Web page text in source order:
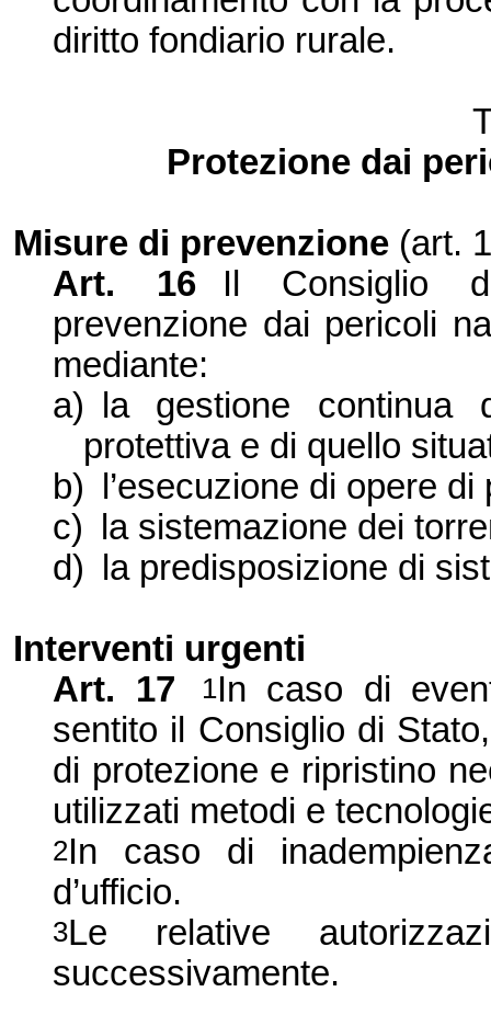
diritto fondiario rurale.
Protezione dai
Misure di prevenzione (art.
Art. 16
Il Consiglio
prevenzione dai pericoli
mediante:
a)
la gestione continua
protettiva e di quello
b)
l’esecuzione di opere
c)
la sistemazione dei
d)
la predisposizione di
Interventi urgenti
Art. 17
1In caso di
sentito il Consiglio di
di protezione e ripristino
utilizzati metodi e
2In caso di
d’ufficio.
3Le relative
successivamente.